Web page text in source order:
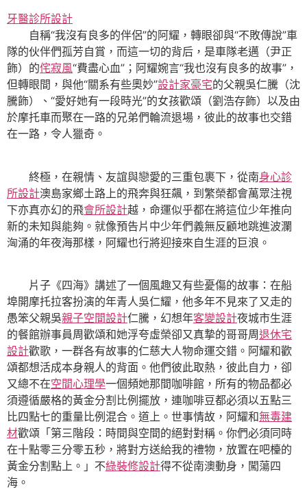
牙醫診所設計
自稱“我沒有良多的伴侶”的阿耀，轉眼卻與“不敗傳說”車
隊的伙伴們孤芳自賞，而這一切的背后，是車隊老邁（尹正
飾）的侘寂風“費盡心血”；阿耀婉言“我也沒有良多的故事”，
但轉眼間，與他“關系有些奧妙”設計家豪宅的父親吳仁騰（沈
騰飾）、“愛好她有一段時光”的女孩歡頌（劉浩存飾）以及由
於摩托車而聚在一路的兄弟們輪流退場，彼此的故事也交錯
在一路，令人獵奇。
終極，在親情、友誼與戀愛的三重包裹下，從南身心診
所設計澳島家鄉土路上的飛奔與狂飆，到繁榮都會萬眾注視
下亦真亦幻的飛會所設計越，命運似乎都在將這位少年推向
新的未知與能夠。就像預告片中少年們義無反顧地跳進波瀾
洶涌的年夜海那樣，阿耀也行將迎接來自生涯的巨浪。
片子《四海》講述了一個風趣又有些憂傷的故事：在船
埠開摩托拉客扮演的年青人吳仁耀，他多年不見來了又走的
愚笨父親吳親子空間設計仁騰，幻想年客變設計夜城市生涯
的餐館辦事員周歡頌和她浮夸虛榮卻又真摯的哥哥周退休宅
設計歡歌，一群各有故事的仁慈大人物命運交錯。阿耀和歡
頌都想活成本身親人的背面。他們彼此取熱，彼此自力，卻
又總不在空間心理學一個頻她那間咖啡館，所有的物品都必
須遵循嚴格的黃金分割比例擺放，連咖啡豆都必須以五點三
比四點七的重量比例混合。道上。世事情故，阿耀和無毒建
材歡頌「第三階段：時間與空間的絕對對稱。你們必須同時
在十點零三分零五秒，將對方送給我的禮物，放置在吧檯的
黃金分割點上。」不綠裝修設計得不從南澳動身，闖蕩四
海。